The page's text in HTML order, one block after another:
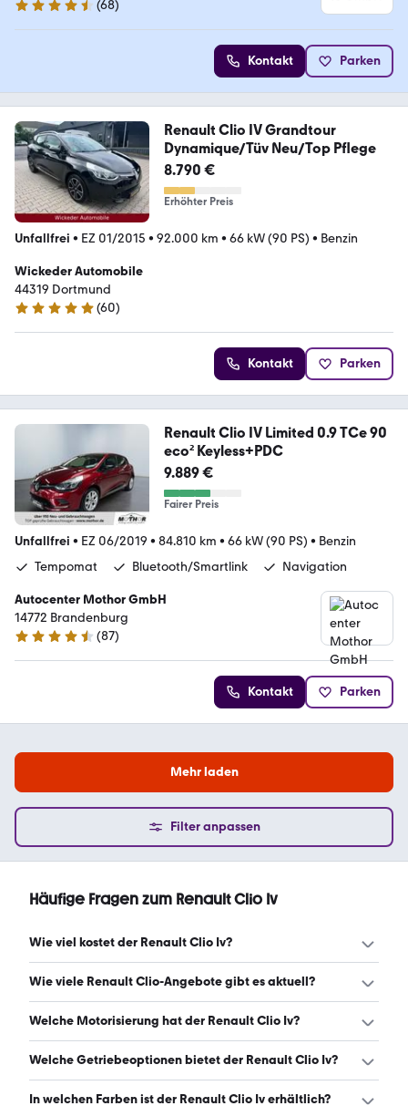
4.3 Sterne
(68)
Kontakt Parken
Renault Clio IV Grandtour
Dynamique/Tüv Neu/Top Pflege
8.790 €
Erhöhter Preis
Unfallfrei • EZ 01/2015 • 92.000 km • 66 kW (90 PS) • Benzin
Wickeder Automobile
44319 Dortmund
4.9 Sterne
(60)
Kontakt Parken
Renault Clio IV Limited 0.9 TCe 90
eco² Keyless+PDC
9.889 €
Fairer Preis
Unfallfrei • EZ 06/2019 • 84.810 km • 66 kW (90 PS) • Benzin
Tempomat
Bluetooth/Smartlink Navigation
Autocenter Mothor GmbH
14772 Brandenburg
4.6 Sterne
(87)
Kontakt Parken
Mehr laden
Filter anpassen
Häufige Fragen zum Renault Clio Iv
Wie viel kostet der Renault Clio Iv?
Ein guter Preis für einen Renault Clio Iv liegt zwischen
Wie viele Renault Clio-Angebote gibt es aktuell?
Es gibt insgesamt 556 Renault Clio bei mobile.de, davon
Welche Motorisierung hat der Renault Clio Iv?
Der Renault Clio Iv hat Leistungen zwischen 73 und 120
Welche Getriebeoptionen bietet der Renault Clio Iv?
Der Renault Clio Iv ist mit manuellem und automatischem
In welchen Farben ist der Renault Clio Iv erhältlich?